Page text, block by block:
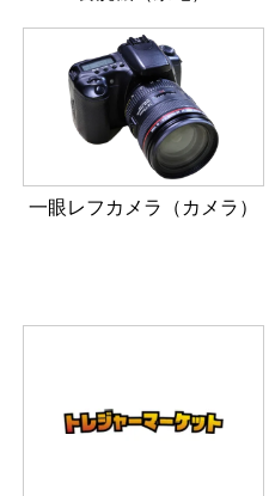
一眼レフカメラ（カメラ）